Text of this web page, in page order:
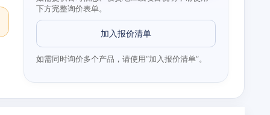
下方完整询价表单。
加入报价清单
如需同时询价多个产品，请使用“加入报价清单”。